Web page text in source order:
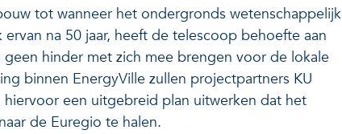
tot wanneer het ondergronds wetenschappelijk
na 50 jaar, heeft de telescoop behoefte aan
hinder met zich mee brengen voor de lokale
binnen EnergyVille zullen projectpartners KU
een uitgebreid plan uitwerken dat het
de Euregio te halen.